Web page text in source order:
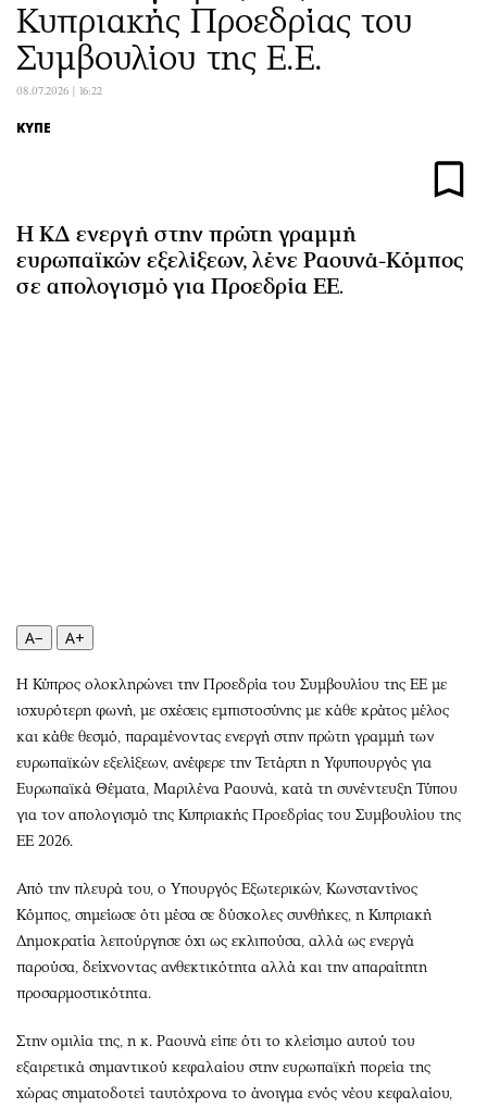
Αθλητισμός
Κύπρος
Ελλάδα
Real Estate
Επιχειρήσεις
Σινεμά
Θέατρο-Χορός
Μουσική
Εικαστικά
Βιβλίο
Χειρόγραφα
Geek
Νέα
Οικονομία
Γενικά
Αναδρομές
Podcasts
Uncut
Προσφορές
Προσωπικότητες στην ''Κ''
Επιστολές
Κυπριακής Προεδρίας του
Συμβουλίου της Ε.Ε.
08.07.2026 | 16:22
ΚΥΠΕ
Η ΚΔ ενεργή στην πρώτη γραμμή
ευρωπαϊκών εξελίξεων, λένε Ραουνά-Κόμπος
σε απολογισμό για Προεδρία ΕΕ.
A− A+
Η Κύπρος ολοκληρώνει την Προεδρία του Συμβουλίου της ΕΕ με
ισχυρότερη φωνή, με σχέσεις εμπιστοσύνης με κάθε κράτος μέλος
και κάθε θεσμό, παραμένοντας ενεργή στην πρώτη γραμμή των
ευρωπαϊκών εξελίξεων, ανέφερε την Τετάρτη η Υφυπουργός για
Ευρωπαϊκά Θέματα, Μαριλένα Ραουνά, κατά τη συνέντευξη Τύπου
για τον απολογισμό της Κυπριακής Προεδρίας του Συμβουλίου της
ΕΕ 2026.
Από την πλευρά του, ο Υπουργός Εξωτερικών, Κωνσταντίνος
Κόμπος, σημείωσε ότι μέσα σε δύσκολες συνθήκες, η Κυπριακή
Δημοκρατία λειτούργησε όχι ως εκλιπούσα, αλλά ως ενεργά
παρούσα, δείχνοντας ανθεκτικότητα αλλά και την απαραίτητη
προσαρμοστικότητα.
Στην ομιλία της, η κ. Ραουνά είπε ότι το κλείσιμο αυτού του
εξαιρετικά σημαντικού κεφαλαίου στην ευρωπαϊκή πορεία της
χώρας σηματοδοτεί ταυτόχρονα το άνοιγμα ενός νέου κεφαλαίου,